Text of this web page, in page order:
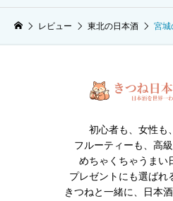
レビュー 東北の日本酒 宮城
初心者も、女性も
フルーティーも、高
めちゃくちゃうまい
プレゼントにも選ば
きつねと一緒に、日本